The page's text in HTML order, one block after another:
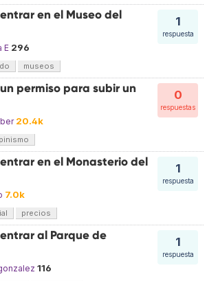
1
respuesta
en el Museo del
E 296
museos
0
respuestas
permiso para subir un
20.4k
1
respuesta
en el Monasterio del
7.0k
precios
1
respuesta
al Parque de
116